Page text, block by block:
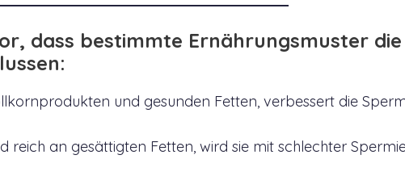
dass bestimmte Ernährungsmuster die
und gesunden Fetten, verbessert die
an gesättigten Fetten, wird sie mit schlechter